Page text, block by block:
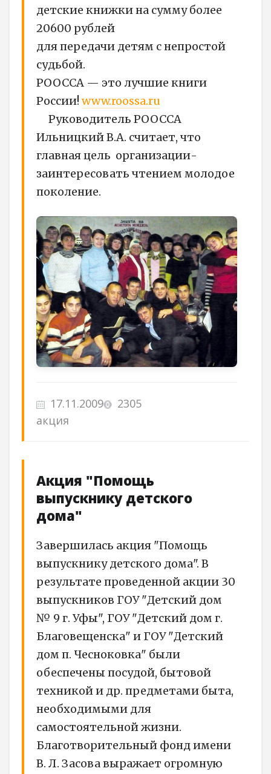
детские книжки на сумму более
20600 рублей
для передачи детям с непростой
судьбой.
РООССА — это лучшие книги
России! www.roossa.ru
Руководитель РООССА
Ильницкий В.А. считает, что
главная цель организации-
заинтересовать чтением молодое
поколение.
17.11.2009
2305
акция
Акция "Помощь
выпускнику детского
дома"
Завершилась акция "Помощь
выпускнику детского дома". В
результате проведенной акции 30
выпускников ГОУ "Детский дом
№ 9 г. Уфы", ГОУ "Детский дом г.
Благовещенска" и ГОУ "Детский
дом п. Чесноковка" были
обеспечены посудой, бытовой
техникой и др. предметами быта,
необходимыми для
самостоятельной жизни.
Благотворительный фонд имени
В. Л. Засова выражает огромную